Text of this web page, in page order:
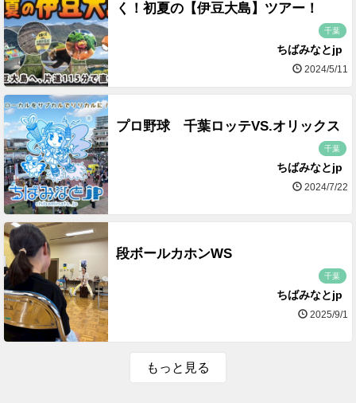
く！初夏の【伊豆大島】ツアー！
千葉
ちばみなとjp
2024/5/11
プロ野球 千葉ロッテVS.オリックス
千葉
ちばみなとjp
2024/7/22
段ボールカホンWS
千葉
ちばみなとjp
2025/9/1
もっと見る